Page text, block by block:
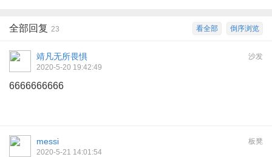
倒序浏览
看全部
全部回复 23
沙发
靖凡无所畏惧
2020-5-20 19:42:49
6666666666
板凳
messi
2020-5-21 14:01:54